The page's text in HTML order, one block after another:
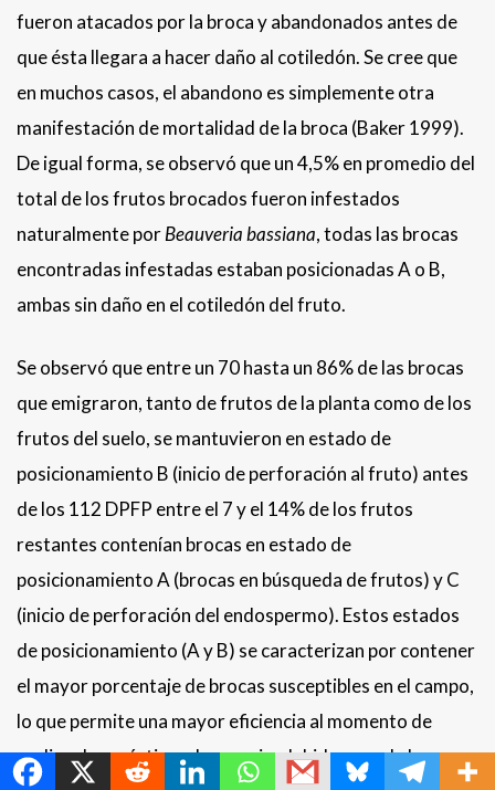
fueron atacados por la broca y abandonados antes de
que ésta llegara a hacer daño al cotiledón. Se cree que
en muchos casos, el abandono es simplemente otra
manifestación de mortalidad de la broca (Baker 1999).
De igual forma, se observó que un 4,5% en promedio del
total de los frutos brocados fueron infestados
naturalmente porBeauveria bassiana, todas las brocas
encontradas infestadas estaban posicionadas A o B,
ambas sin daño en el cotiledón del fruto.
Se observó que entre un 70 hasta un 86% de las brocas
que emigraron, tanto de frutos de la planta como de los
frutos del suelo, se mantuvieron en estado de
posicionamiento B (inicio de perforación al fruto) antes
de los 112 DPFP entre el 7 y el 14% de los frutos
restantes contenían brocas en estado de
posicionamiento A (brocas en búsqueda de frutos) y C
(inicio de perforación del endospermo). Estos estados
de posicionamiento (A y B) se caracterizan por contener
el mayor porcentaje de brocas susceptibles en el campo,
lo que permite una mayor eficiencia al momento de
realizar las prácticas de manejo, debido a que la broca
MetroChat